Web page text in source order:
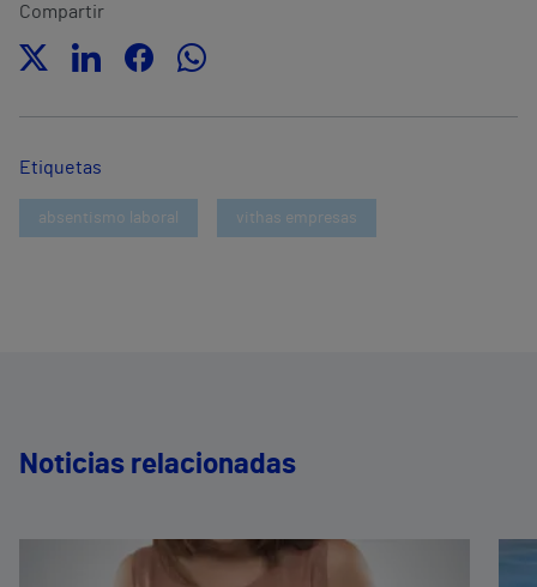
Compartir
Etiquetas
absentismo laboral vithas empresas
Noticias relacionadas